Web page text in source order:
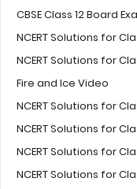
CBSE Class 12 Board
NCERT Solutions for
NCERT Solutions for
Fire and Ice Video
NCERT Solutions for
NCERT Solutions for
NCERT Solutions for
NCERT Solutions for